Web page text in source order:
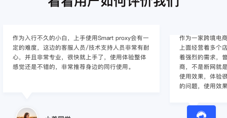
使用Smart proxy会有一
/技术支持人员非常有耐
上手了，使用体验整体
身边的同行使用。
作为一家跨境电商的资深运营，在海外的电商
上面经营着多个店铺，因此对海外IP代理这一
着强烈的需求，曾经尝试了多个知名的IP代理
商，不是断网就是卡，要么就是不稳定，非常
使用效果，体验很差，Smartproxy 很好解决了
的问题，使用效果较好，体验不错，值得推荐